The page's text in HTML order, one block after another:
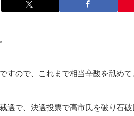
すので、これまで相当辛酸を舐めて
選で、決選投票で高市氏を破り石